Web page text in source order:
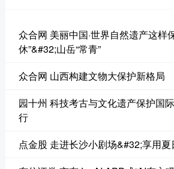
众合网 美丽中国·世界自然遗产这样
休”&#32;山岳“常青”
众合网 山西构建文物大保护新格局
园十州 科技考古与文化遗产保护国
行
点金股 走进长沙小剧场&#32;享用